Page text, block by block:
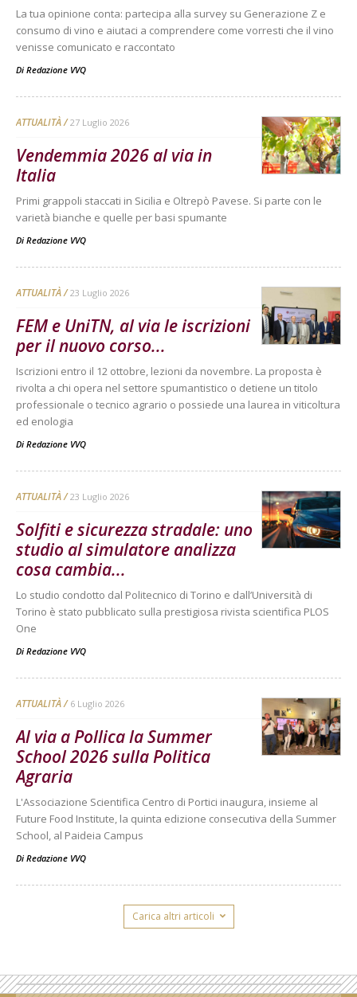
La tua opinione conta: partecipa alla survey su Generazione Z e
consumo di vino e aiutaci a comprendere come vorresti che il vino
venisse comunicato e raccontato
Di Redazione VVQ
ATTUALITÀ 27 Luglio 2026
Vendemmia 2026 al via in
Italia
Primi grappoli staccati in Sicilia e Oltrepò Pavese. Si parte con le
varietà bianche e quelle per basi spumante
Di Redazione VVQ
ATTUALITÀ 23 Luglio 2026
FEM e UniTN, al via le iscrizioni
per il nuovo corso...
Iscrizioni entro il 12 ottobre, lezioni da novembre. La proposta è
rivolta a chi opera nel settore spumantistico o detiene un titolo
professionale o tecnico agrario o possiede una laurea in viticoltura
ed enologia
Di Redazione VVQ
ATTUALITÀ 23 Luglio 2026
Solfiti e sicurezza stradale: uno
studio al simulatore analizza
cosa cambia...
Lo studio condotto dal Politecnico di Torino e dall’Università di
Torino è stato pubblicato sulla prestigiosa rivista scientifica PLOS
One
Di Redazione VVQ
ATTUALITÀ 6 Luglio 2026
Al via a Pollica la Summer
School 2026 sulla Politica
Agraria
L'Associazione Scientifica Centro di Portici inaugura, insieme al
Future Food Institute, la quinta edizione consecutiva della Summer
School, al Paideia Campus
Di Redazione VVQ
Carica altri articoli